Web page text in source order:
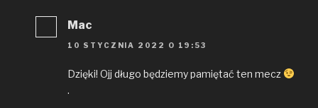
Mac
10 STYCZNIA 2022 O 19:53
Dzięki! Ojj długo będziemy pamiętać ten mecz
.